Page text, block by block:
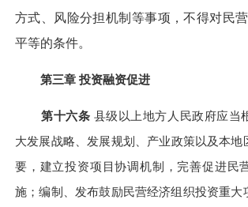
方式、风险分担机制等事项，不得对民
平等的条件。
第三章 投资融资促进
第十六条 县级以上地方人民政府应当
大发展战略、发展规划、产业政策以及本地
要，建立投资项目协调机制，完善促进民
施；编制、发布鼓励民营经济组织投资重大